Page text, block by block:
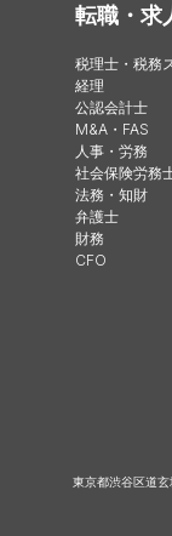
転職・求
税理士・税務
経理
公認会計士
M&A・FAS
人事・労務
社会保険労務
法務・知財
弁護士
財務
CFO
東京都渋谷区道